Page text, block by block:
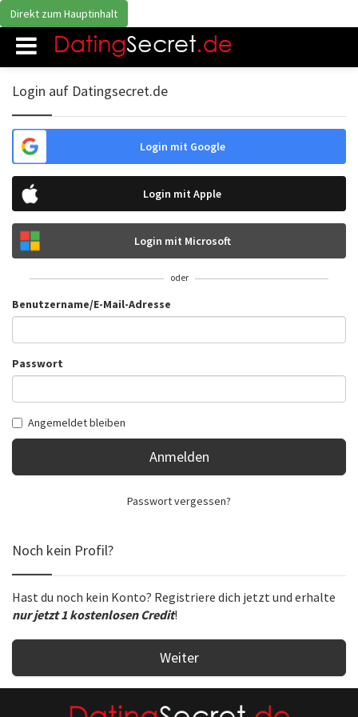
Direkt zum Hauptinhalt
Login auf Datingsecret.de
Login mit Google
Login mit Apple
Login mit Microsoft
oder
Benutzername/E-Mail-Adresse
Passwort
Angemeldet bleiben
Anmelden
Passwort vergessen?
Noch kein Profil?
Hast du noch kein Konto? Registriere dich jetzt und erhalte
nur jetzt 1 kostenlosen Credit!
Weiter